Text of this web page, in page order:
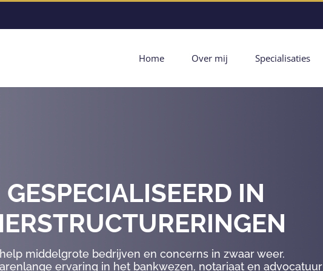
Home Over mij Specialisaties
GESPECIALISEERD IN
middelgrote bedrijven en concerns in zwaar weer.
ervaring in het bankwezen, notariaat en advocatuur